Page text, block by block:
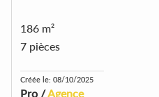
186 m²
7 pièces
Créée le: 08/10/2025
Pro /Agence